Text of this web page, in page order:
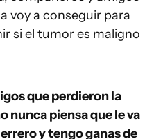
voy a conseguir para
si el tumor es maligno
que perdieron la
nunca piensa que le va
y tengo ganas de